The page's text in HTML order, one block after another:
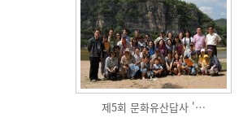
제5회 문화유산답사 '…